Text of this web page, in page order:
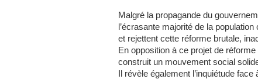
Malgré la propagande du
l’écrasante majorité de la
et rejettent cette réforme brutale,
En opposition à ce projet de
construit un mouvement social
Il révèle également l’inquiétude